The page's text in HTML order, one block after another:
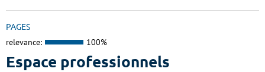
PAGES
relevance: 100%
Espace professionnels